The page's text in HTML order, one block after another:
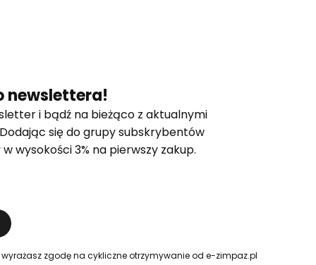
newslettera!
i bądź na bieżąco z aktualnymi
się do grupy subskrybentów
wysokości 3% na pierwszy zakup.
zgodę na cykliczne otrzymywanie od e-zimpaz.pl